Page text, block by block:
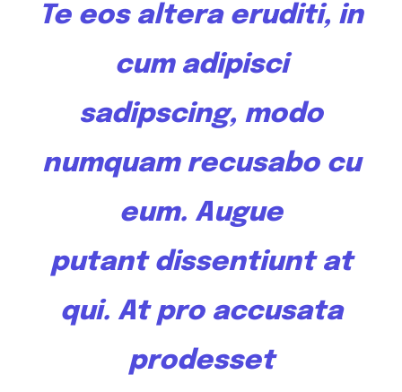
Te eos alteraeruditi, in
cum adipisci
sadipscing, modo
numquam recusabo cu
eum. Augue
putant dissentiuntat
qui. At pro accusata
prodesset